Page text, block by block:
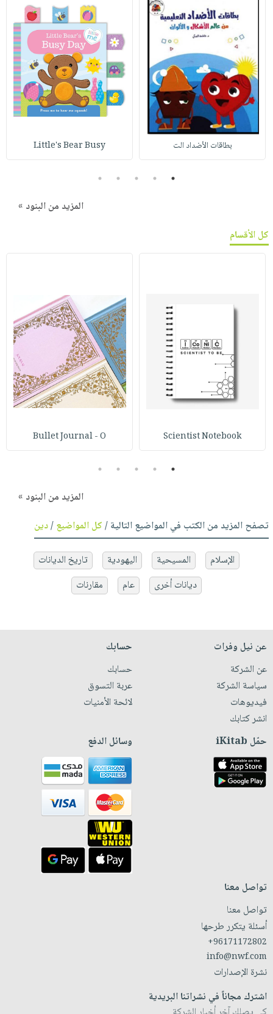
بطاقات الأضداد الت Little's Bear Busy
1
2
3
4
5
المزيد من البنود »
كل الأقسام
Scientist Notebook
Bullet Journal - O
1
2
3
4
5
المزيد من البنود »
تصفح المزيد من الكتب في المواضيع التالية /كل المواضيع/دين
الإسلام المسيحية اليهودية
تاريخ الديانات
ديانات أخرى
عام مقارنات
عن نيل وفرات
عن الشركة
سياسة الشركة
فيديوهات
انشر كتابك
حسابك
حسابك
عربة التسوق
لائحة الأمنيات
حمّل iKitab وسائل الدفع
تواصل معنا
تواصل معنا
أسئلة يتكرر طرحها
+96171172802
info@nwf.com
نشرة الإصدارات
اشترك مجاناً في نشراتنا البريدية